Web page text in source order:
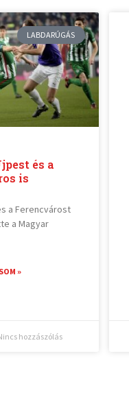
LABDARÚGÁS
és a
is
a Ferencvárost
a Magyar
»
hozzászólás